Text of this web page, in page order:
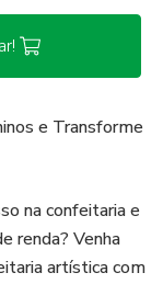
e Transforme
na confeitaria e
renda? Venha
artística com